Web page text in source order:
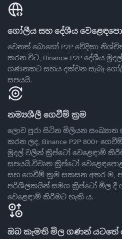
ගෝලීය සහ දේශීය
වෙනත් බොහෝ P2P වේදිකා
කරන විට, Binance P2P දේශීය
ගණනකට සහය දක්වන සැබෑ
සපයයි.
නම්‍යශීලී ගෙවීම් ක්‍රම
ලොව පුරා සිටින මිලියන
කරන ලද, Binance P2P 800+
මුදල් වලින් ක්‍රිප්ටෝ වෙළෙඳාම්
සපයයි.විවෘත ක්‍රිප්ටෝ
සහ ගෙවීම් ක්‍රම සකසන අතර
පරිශීලකයින් සමග ක්‍රිප්ටෝ මිල දී
වෙළෙඳාම් කිරීමට හැකි ය.
ඔබ කැමති මිල ගණන් යටතේ